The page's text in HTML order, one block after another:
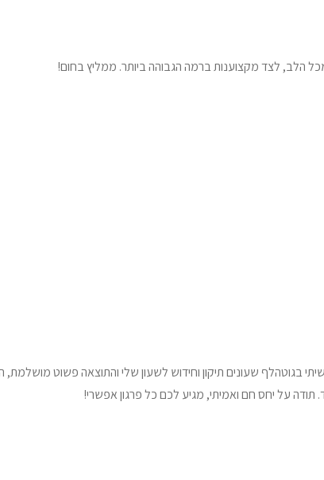
הלב, לצד מקצוענות ברמה הגבוהה ביותר. ממליץ בחום!
בגוטהלף שעונים תיקון וחידוש לשעון שלי והתוצאה פשוט מושלמת,
תודה על יחס חם ואמיתי, מגיע לכם כל פרגון אפשרי!